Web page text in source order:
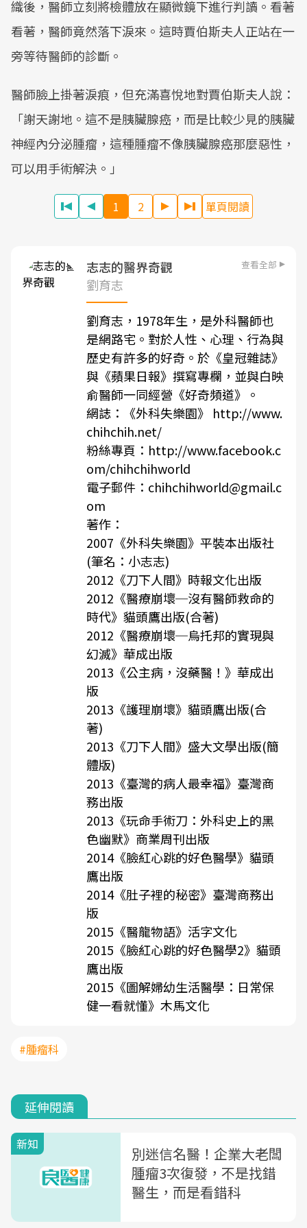
織後，醫師立刻將檢體放在顯微鏡下進行判讀。看著
看著，醫師竟然落下淚來。這時賈伯斯夫人正站在一
旁等待醫師的診斷。
醫師臉上掛著淚痕，但充滿喜悅地對賈伯斯夫人說：
「謝天謝地。這不是胰臟腺癌，而是比較少見的胰臟
神經內分泌腫瘤，這種腫瘤不像胰臟腺癌那麼惡性，
可以用手術解決。」
1 2 單頁閱讀
志志的醫界奇觀 查看全部
劉育志
劉育志，1978年生，是外科醫師也
是網路宅。對於人性、心理、行為與
歷史有許多的好奇。於《皇冠雜誌》
與《蘋果日報》撰寫專欄，並與白映
俞醫師一同經營《好奇頻道》。
網誌：《外科失樂園》 http://www.
chihchih.net/
粉絲專頁：http://www.facebook.c
om/chihchihworld
電子郵件：chihchihworld@gmail.c
om
著作：
2007《外科失樂園》平裝本出版社
(筆名：小志志)
2012《刀下人間》時報文化出版
2012《醫療崩壞─沒有醫師救命的
時代》貓頭鷹出版(合著)
2012《醫療崩壞─烏托邦的實現與
幻滅》華成出版
2013《公主病，沒藥醫！》華成出
版
2013《護理崩壞》貓頭鷹出版(合
著)
2013《刀下人間》盛大文學出版(簡
體版)
2013《臺灣的病人最幸福》臺灣商
務出版
2013《玩命手術刀：外科史上的黑
色幽默》商業周刊出版
2014《臉紅心跳的好色醫學》貓頭
鷹出版
2014《肚子裡的秘密》臺灣商務出
版
2015《醫龍物語》活字文化
2015《臉紅心跳的好色醫學2》貓頭
鷹出版
2015《圖解婦幼生活醫學：日常保
健一看就懂》木馬文化
#腫瘤科
延伸閱讀
新知
別迷信名醫！企業大老闆
腫瘤3次復發，不是找錯
醫生，而是看錯科